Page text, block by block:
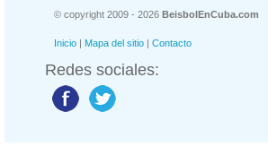
© copyright 2009 - 2026 BeisbolEnCuba.com
Inicio | Mapa del sitio | Contacto
Redes sociales: